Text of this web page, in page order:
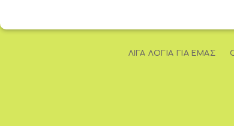
ΛΊΓΑ ΛΌΓΙΑ ΓΙΑ ΕΜΆΣ